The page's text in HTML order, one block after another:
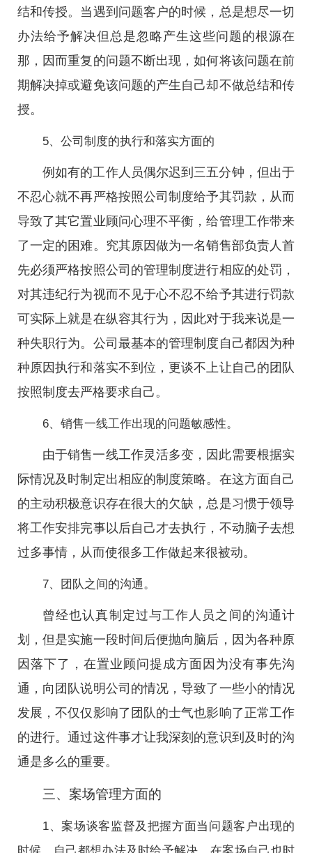
结和传授。当遇到问题客户的时候，总是想尽一切
办法给予解决但总是忽略产生这些问题的根源在
那，因而重复的问题不断出现，如何将该问题在前
期解决掉或避免该问题的产生自己却不做总结和传
授。
5、公司制度的执行和落实方面的
例如有的工作人员偶尔迟到三五分钟，但出于
不忍心就不再严格按照公司制度给予其罚款，从而
导致了其它置业顾问心理不平衡，给管理工作带来
了一定的困难。究其原因做为一名销售部负责人首
先必须严格按照公司的管理制度进行相应的处罚，
对其违纪行为视而不见于心不忍不给予其进行罚款
可实际上就是在纵容其行为，因此对于我来说是一
种失职行为。公司最基本的管理制度自己都因为种
种原因执行和落实不到位，更谈不上让自己的团队
按照制度去严格要求自己。
6、销售一线工作出现的问题敏感性。
由于销售一线工作灵活多变，因此需要根据实
际情况及时制定出相应的制度策略。在这方面自己
的主动积极意识存在很大的欠缺，总是习惯于领导
将工作安排完事以后自己才去执行，不动脑子去想
过多事情，从而使很多工作做起来很被动。
7、团队之间的沟通。
曾经也认真制定过与工作人员之间的沟通计
划，但是实施一段时间后便抛向脑后，因为各种原
因落下了，在置业顾问提成方面因为没有事先沟
通，向团队说明公司的情况，导致了一些小的情况
发展，不仅仅影响了团队的士气也影响了正常工作
的进行。通过这件事才让我深刻的意识到及时的沟
通是多么的重要。
三、案场管理方面的
1、案场谈客监督及把握方面当问题客户出现的